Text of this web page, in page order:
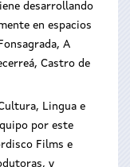
desarrollando
en espacios
A
Castro de
Lingua e
por este
Films e
y